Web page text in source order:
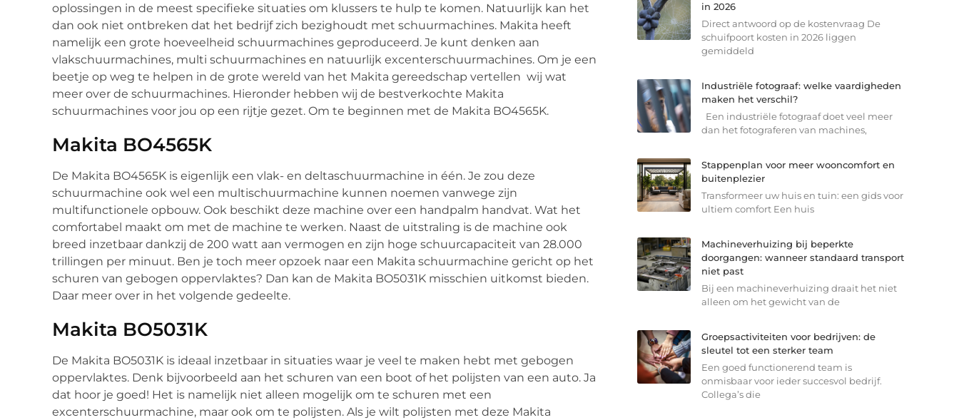
oplossingen in de meest specifieke situaties om klussers te hulp te komen. Natuurlijk kan het
dan ook niet ontbreken dat het bedrijf zich bezighoudt met schuurmachines. Makita heeft
namelijk een grote hoeveelheid schuurmachines geproduceerd. Je kunt denken aan
vlakschuurmachines, multi schuurmachines en natuurlijk excenterschuurmachines. Om je een
beetje op weg te helpen in de grote wereld van het Makita gereedschap vertellen wij wat
meer over de schuurmachines. Hieronder hebben wij de bestverkochte Makita
schuurmachines voor jou op een rijtje gezet. Om te beginnen met de Makita BO4565K.
Makita BO4565K
De Makita BO4565K is eigenlijk een vlak- en deltaschuurmachine in één. Je zou deze
schuurmachine ook wel een multischuurmachine kunnen noemen vanwege zijn
multifunctionele opbouw. Ook beschikt deze machine over een handpalm handvat. Wat het
comfortabel maakt om met de machine te werken. Naast de uitstraling is de machine ook
breed inzetbaar dankzij de 200 watt aan vermogen en zijn hoge schuurcapaciteit van 28.000
trillingen per minuut. Ben je toch meer opzoek naar een Makita schuurmachine gericht op het
schuren van gebogen oppervlaktes? Dan kan de Makita BO5031K misschien uitkomst bieden.
Daar meer over in het volgende gedeelte.
Makita BO5031K
De Makita BO5031K is ideaal inzetbaar in situaties waar je veel te maken hebt met gebogen
oppervlaktes. Denk bijvoorbeeld aan het schuren van een boot of het polijsten van een auto. Ja
dat hoor je goed! Het is namelijk niet alleen mogelijk om te schuren met een
excenterschuurmachine, maar ook om te polijsten. Als je wilt polijsten met deze Makita
in 2026
Direct antwoord op de kostenvraag De
schuifpoort kosten in 2026 liggen
gemiddeld
Industriële fotograaf: welke vaardigheden
maken het verschil?
Een industriële fotograaf doet veel meer
dan het fotograferen van machines,
Stappenplan voor meer wooncomfort en
buitenplezier
Transformeer uw huis en tuin: een gids voor
ultiem comfort Een huis
Machineverhuizing bij beperkte
doorgangen: wanneer standaard transport
niet past
Bij een machineverhuizing draait het niet
alleen om het gewicht van de
Groepsactiviteiten voor bedrijven: de
sleutel tot een sterker team
Een goed functionerend team is
onmisbaar voor ieder succesvol bedrijf.
Collega’s die